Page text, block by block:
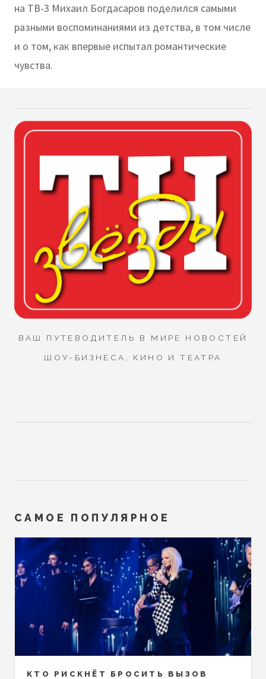
на ТВ-3 Михаил Богдасаров поделился самыми
разными воспоминаниями из детства, в том числе
и о том, как впервые испытал романтические
чувства.
ВАШ ПУТЕВОДИТЕЛЬ В МИРЕ НОВОСТЕЙ
ШОУ-БИЗНЕСА, КИНО И ТЕАТРА
САМОЕ ПОПУЛЯРНОЕ
КТО РИСКНЁТ БРОСИТЬ ВЫЗОВ